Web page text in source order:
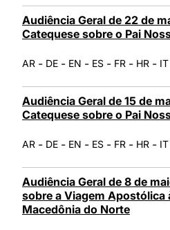
Audiência Geral de 22 de
Catequese sobre o Pai
AR - DE - EN - ES - FR - HR - IT
Audiência Geral de 15 de
Catequese sobre o Pai
AR - DE - EN - ES - FR - HR - IT
Audiência Geral de 8 de
sobre a Viagem Apostólica
Macedônia do Norte